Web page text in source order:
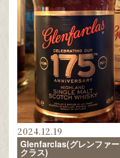
2024.12.19
Glenfarclas(グレンファー
クラス)